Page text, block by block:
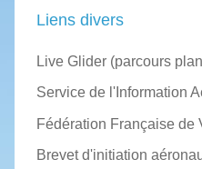
Liens divers
Live Glider (parcours
Service de l'Information
Fédération Française de
Brevet d'initiation